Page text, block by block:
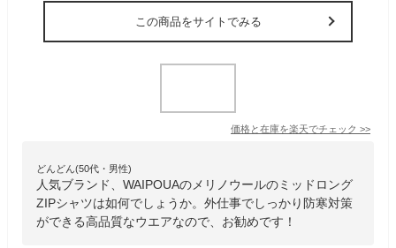
この商品をサイトでみる
価格と在庫を楽天でチェック >>
どんどん(50代・男性)
人気ブランド、WAIPOUAのメリノウールのミッドロング
ZIPシャツは如何でしょうか。外仕事でしっかり防寒対策
ができる高品質なウエアなので、お勧めです！